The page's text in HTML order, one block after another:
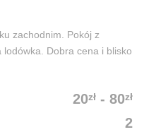
zachodnim. Pokój z
lodówka. Dobra cena i blisko
20zł - 80zł
2